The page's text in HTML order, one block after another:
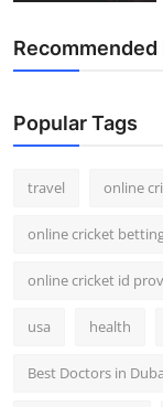
Recommended
Popular Tags
travel online
online cricket
online cricket id
usa health
Best Doctors in